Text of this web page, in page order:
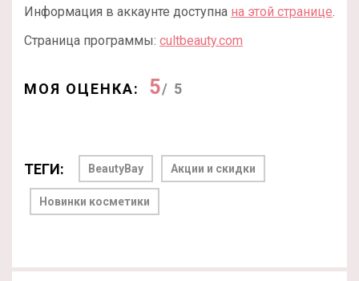
Информация в аккаунте доступна на этой странице.
Страница программы: cultbeauty.com
МОЯ ОЦЕНКА: 5/ 5
ТЕГИ: BeautyBay Акции и скидки
Новинки косметики